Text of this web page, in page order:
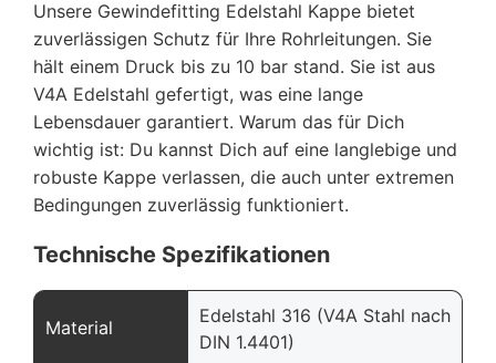
Unsere Gewindefitting Edelstahl Kappe bietet
zuverlässigen Schutz für Ihre Rohrleitungen. Sie
hält einem Druck bis zu 10 bar stand. Sie ist aus
V4A Edelstahl gefertigt, was eine lange
Lebensdauer garantiert. Warum das für Dich
wichtig ist: Du kannst Dich auf eine langlebige und
robuste Kappe verlassen, die auch unter extremen
Bedingungen zuverlässig funktioniert.
Technische Spezifikationen
Material
Edelstahl 316 (V4A Stahl nach
DIN 1.4401)